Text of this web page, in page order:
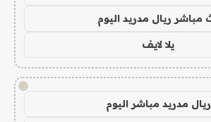
مباشر ريال مدريد اليوم
يلا لايف
!
ريال مدريد مباشر اليوم